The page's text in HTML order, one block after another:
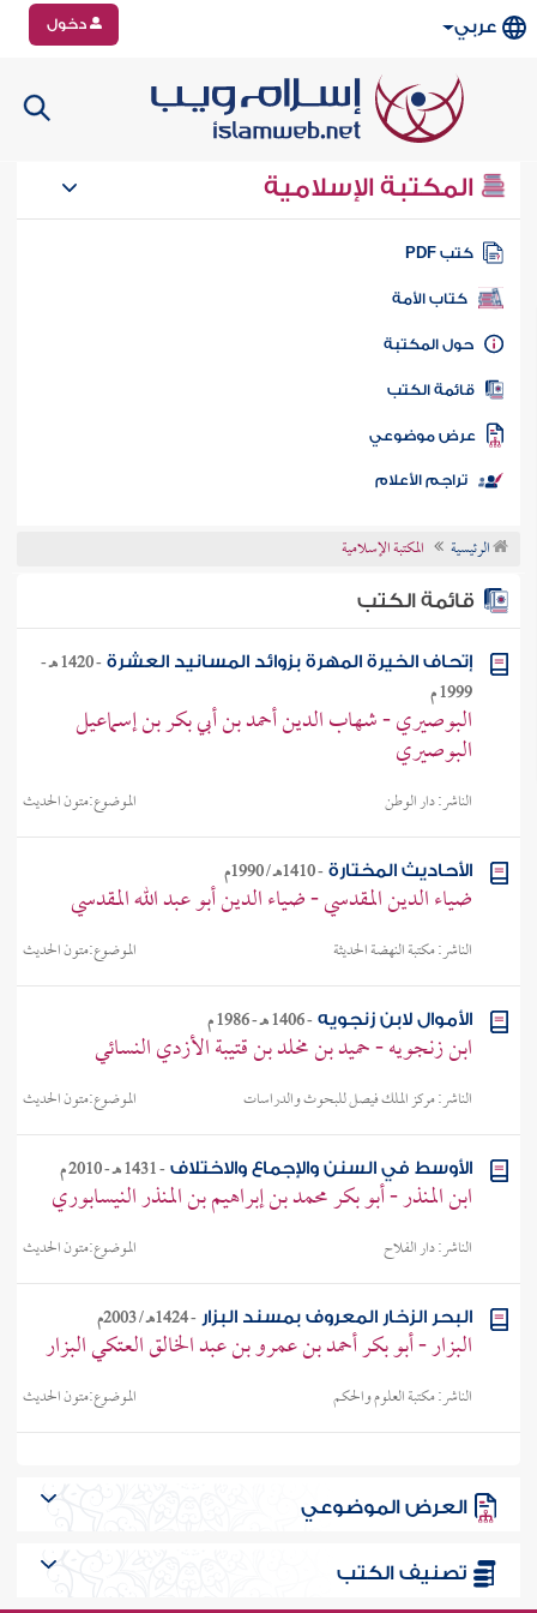
عربي دخول
المكتبة الإسلامية
كتب PDF
كتاب الأمة
المكتبة
الكتب
موضوعي
تراجم الأعلام
الرئيسية المكتبة الإسلامية
قائمة الكتب
إتحاف الخيرة المهرة بزوائد المسانيد العشرة -
1420 هـ -
1999 م
البوصيري - شهاب الدين أحمد بن أبي بكر بن إسماعيل
البوصيري
الموضوع:متون الحديث الناشر:دار الوطن
الأحاديث المختارة -1410هـ / 1990م
ضياء الدين المقدسي - ضياء الدين أبو عبد الله المقدسي
الموضوع:متون الحديث الناشر:مكتبة النهضة الحديثة
الأموال لابن زنجويه -1406 هـ - 1986 م
ابن زنجويه - حميد بن مخلد بن قتيبة الأزدي النسائي
الموضوع:متون الحديث الناشر:مركز الملك فيصل للبحوث والدراسات
الأوسط في السنن والإجماع والاختلاف -1431 هـ - 2010 م
ابن المنذر - أبو بكر محمد بن إبراهيم بن المنذر النيسابوري
الموضوع:متون الحديث الناشر:دار الفلاح
البحر الزخار المعروف بمسند البزار -1424هـ / 2003م
البزار - أبو بكر أحمد بن عمرو بن عبد الخالق العتكي البزار
الموضوع:متون الحديث الناشر:مكتبة العلوم والحكم
البزار - أبو بكر أحمد بن عمرو بن عبد الخالق العتكي البزار
العرض الموضوعي
تصنيف الكتب